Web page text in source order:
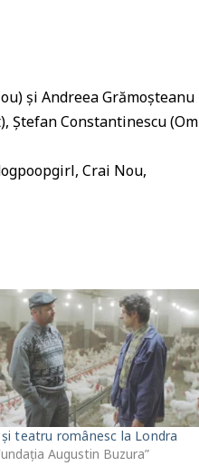
și Andreea Grămoșteanu
Ștefan Constantinescu (Om
Crai Nou,
și teatru românesc la Londra
Augustin Buzura”